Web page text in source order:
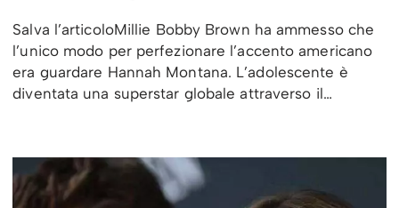
Salva l’articoloMillie Bobby Brown ha ammesso che
l’unico modo per perfezionare l’accento americano
era guardare Hannah Montana. L’adolescente è
diventata una superstar globale attraverso il…